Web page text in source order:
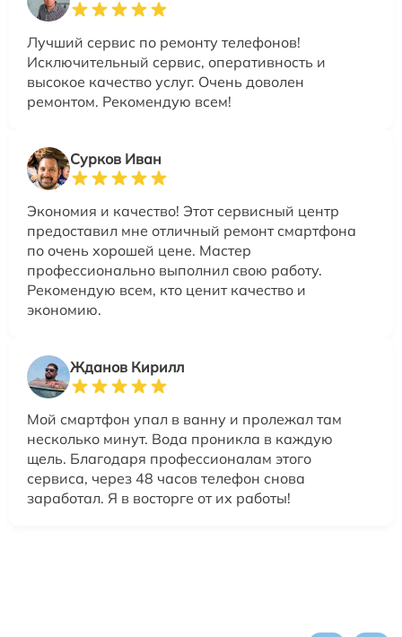
Лучший сервис по ремонту телефонов!
Исключительный сервис, оперативность и
высокое качество услуг. Очень доволен
ремонтом. Рекомендую всем!
Сурков Иван
Экономия и качество! Этот сервисный центр
предоставил мне отличный ремонт смартфона
по очень хорошей цене. Мастер
профессионально выполнил свою работу.
Рекомендую всем, кто ценит качество и
экономию.
Жданов Кирилл
Мой смартфон упал в ванну и пролежал там
несколько минут. Вода проникла в каждую
щель. Благодаря профессионалам этого
сервиса, через 48 часов телефон снова
заработал. Я в восторге от их работы!